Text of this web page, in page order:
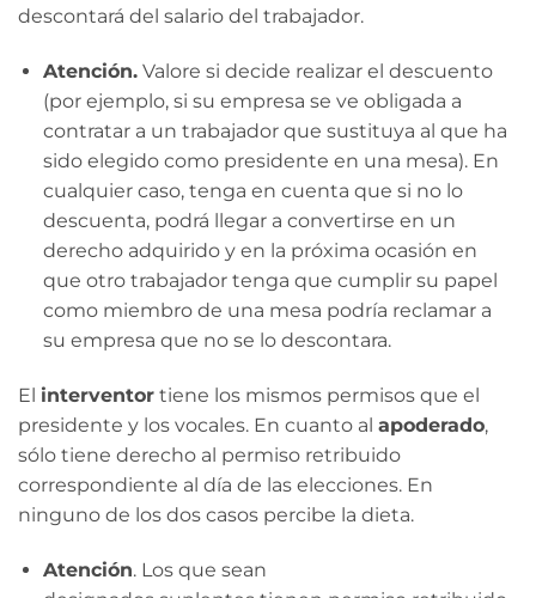
descontará del salario del trabajador.
Atención.Valore si decide realizar el descuento
(por ejemplo, si su empresa se ve obligada a
contratar a un trabajador que sustituya al que ha
sido elegido como presidente en una mesa). En
cualquier caso, tenga en cuenta que si no lo
descuenta, podrá llegar a convertirse en un
derecho adquirido y en la próxima ocasión en
que otro trabajador tenga que cumplir su papel
como miembro de una mesa podría reclamar a
su empresa que no se lo descontara.
El interventor tiene los mismos permisos que el
presidente y los vocales. En cuanto al apoderado,
sólo tiene derecho al permiso retribuido
correspondiente al día de las elecciones. En
ninguno de los dos casos percibe la dieta.
Atención. Los que sean